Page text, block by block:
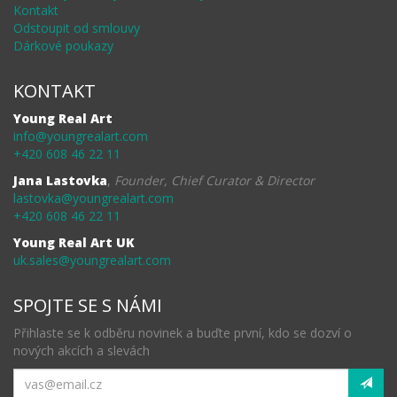
Kontakt
Odstoupit od smlouvy
Dárkové poukazy
KONTAKT
Young Real Art
info@youngrealart.com
+420 608 46 22 11
Jana Lastovka, Founder, Chief Curator & Director
lastovka@youngrealart.com
+420 608 46 22 11
Young Real Art UK
uk.sales@youngrealart.com
SPOJTE SE S NÁMI
Přihlaste se k odběru novinek a buďte první, kdo se dozví o
nových akcích a slevách